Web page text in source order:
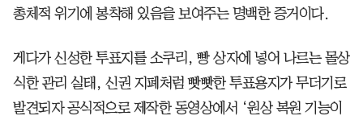
총체적 위기에 봉착해 있음을 보여주는 명백한 증거이다.
게다가 신성한 투표지를 소쿠리, 빵 상자에 넣어 나르는 몰상
식한 관리 실태, 신권 지폐처럼 빳빳한 투표용지가 무더기로
발견되자 공식적으로 제작한 동영상에서 ‘원상 복원 기능이